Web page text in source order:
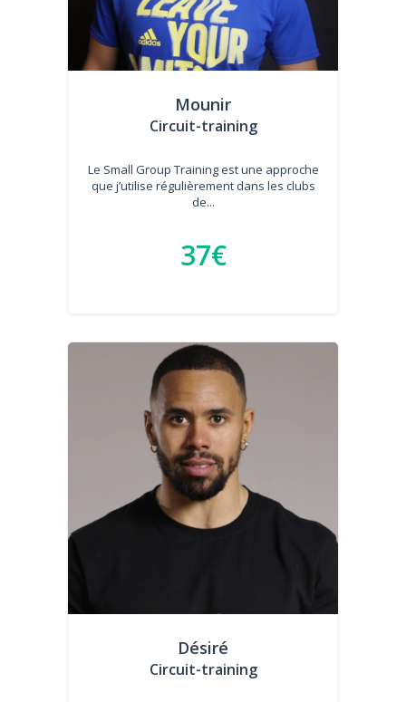
Mounir
Circuit-training
Le Small Group Training est une approche
que j’utilise régulièrement dans les clubs
de...
37€
Désiré
Circuit-training